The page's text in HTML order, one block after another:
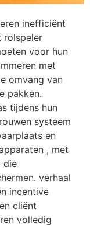
inefficiënt
rolspeler
voor hun
met
omvang van
pakken.
tijdens hun
systeem
en
, met
die
verhaal
incentive
cliënt
volledig